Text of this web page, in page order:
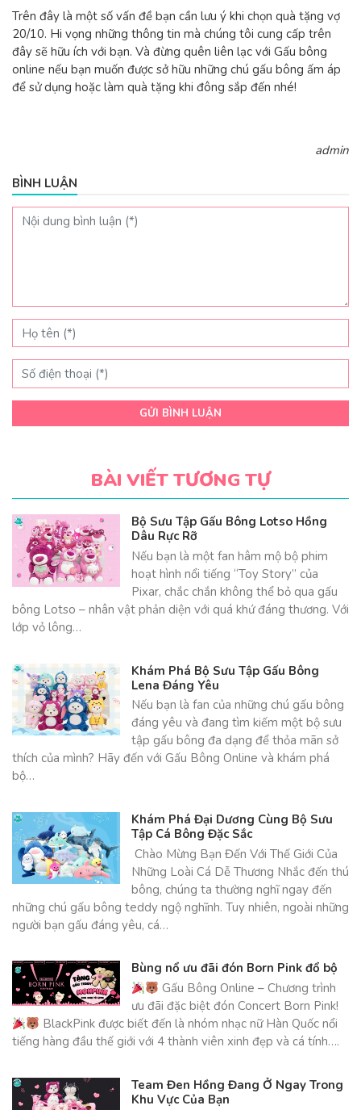
Trên đây là một số vấn đề bạn cần lưu ý khi chọn quà tặng vợ
20/10. Hi vọng những thông tin mà chúng tôi cung cấp trên
đây sẽ hữu ích với bạn. Và đừng quên liên lạc với Gấu bông
online nếu bạn muốn được sở hữu những chú gấu bông ấm áp
để sử dụng hoặc làm quà tặng khi đông sắp đến nhé!
admin
BÌNH LUẬN
GỬI BÌNH LUẬN
BÀI VIẾT TƯƠNG TỰ
Bộ Sưu Tập Gấu Bông Lotso Hồng
Dâu Rực Rỡ
Nếu bạn là một fan hâm mộ bộ phim
hoạt hình nổi tiếng “Toy Story” của
Pixar, chắc chắn không thể bỏ qua gấu
bông Lotso – nhân vật phản diện với quá khứ đáng thương. Với
lớp vỏ lông…
Khám Phá Bộ Sưu Tập Gấu Bông
Lena Đáng Yêu
Nếu bạn là fan của những chú gấu bông
đáng yêu và đang tìm kiếm một bộ sưu
tập gấu bông đa dạng để thỏa mãn sở
thích của mình? Hãy đến với Gấu Bông Online và khám phá
bộ…
Khám Phá Đại Dương Cùng Bộ Sưu
Tập Cá Bông Đặc Sắc
Chào Mừng Bạn Đến Với Thế Giới Của
Những Loài Cá Dễ Thương Nhắc đến thú
bông, chúng ta thường nghĩ ngay đến
những chú gấu bông teddy ngộ nghĩnh. Tuy nhiên, ngoài những
người bạn gấu đáng yêu, cá…
Bùng nổ ưu đãi đón Born Pink đổ bộ
Gấu Bông Online – Chương trình
ưu đãi đặc biệt đón Concert Born Pink!
BlackPink được biết đến là nhóm nhạc nữ Hàn Quốc nổi
tiếng hàng đầu thế giới với 4 thành viên xinh đẹp và cá tính….
Team Đen Hồng Đang Ở Ngay Trong
Khu Vực Của Bạn